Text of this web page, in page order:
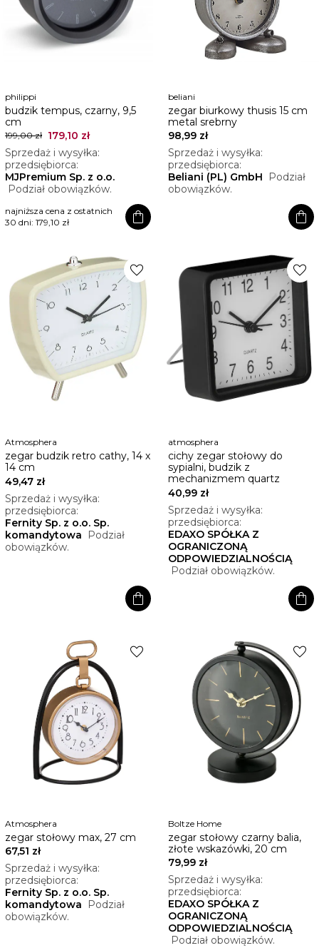
philippi
budzik tempus, czarny, 9,5
cm
199,00 zł 179,10 zł
Sprzedaż i wysyłka:
przedsiębiorca:
MJPremium Sp. z o.o.
Podział obowiązków.
najniższa cena z ostatnich
30 dni: 179,10 zł shopping_bag
beliani
zegar biurkowy thusis 15 cm
metal srebrny
98,99 zł
Sprzedaż i wysyłka:
przedsiębiorca:
Beliani (PL) GmbH
Podział
obowiązków.
shopping_bag
favorite
Atmosphera
zegar budzik retro cathy, 14 x
14 cm
49,47 zł
Sprzedaż i wysyłka:
przedsiębiorca:
Fernity Sp. z o.o. Sp.
komandytowa
Podział
obowiązków.
shopping_bag
favorite
atmosphera
cichy zegar stołowy do
sypialni, budzik z
mechanizmem quartz
40,99 zł
Sprzedaż i wysyłka:
przedsiębiorca:
EDAXO SPÓŁKA Z
OGRANICZONĄ
ODPOWIEDZIALNOŚCIĄ
Podział obowiązków.
shopping_bag
favorite
Atmosphera
zegar stołowy max, 27 cm
67,51 zł
Sprzedaż i wysyłka:
przedsiębiorca:
Fernity Sp. z o.o. Sp.
komandytowa
Podział
obowiązków.
favorite
Boltze Home
zegar stołowy czarny balia,
złote wskazówki, 20 cm
79,99 zł
Sprzedaż i wysyłka:
przedsiębiorca:
EDAXO SPÓŁKA Z
OGRANICZONĄ
ODPOWIEDZIALNOŚCIĄ
Podział obowiązków.